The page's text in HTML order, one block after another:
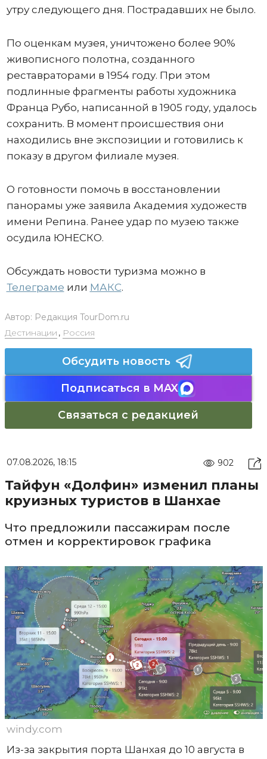
утру следующего дня. Пострадавших не было.
По оценкам музея, уничтожено более 90%
живописного полотна, созданного
реставраторами в 1954 году. При этом
подлинные фрагменты работы художника
Франца Рубо, написанной в 1905 году, удалось
сохранить. В момент происшествия они
находились вне экспозиции и готовились к
показу в другом филиале музея.
О готовности помочь в восстановлении
панорамы уже заявила Академия художеств
имени Репина. Ранее удар по музею также
осудила ЮНЕСКО.
Обсуждать новости туризма можно в
Телеграме или МАКС.
Автор: Редакция TourDom.ru
Дестинации , Россия
Обсудить новость
Подписаться в MAX
Связаться с редакцией
07.08.2026, 18:15 902
Тайфун «Долфин» изменил планы
круизных туристов в Шанхае
Что предложили пассажирам после
отмен и корректировок графика
windy.com
Из-за закрытия порта Шанхая до 10 августа в